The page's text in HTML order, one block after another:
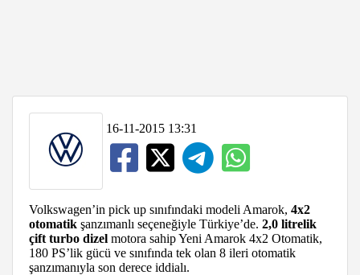
16-11-2015 13:31
Volkswagen’in pick up sınıfındaki modeli Amarok, 4x2
otomatik şanzımanlı seçeneğiyle Türkiye’de. 2,0 litrelik
çift turbo dizel motora sahip Yeni Amarok 4x2 Otomatik,
180 PS’lik gücü ve sınıfında tek olan 8 ileri otomatik
şanzımanıyla son derece iddialı.